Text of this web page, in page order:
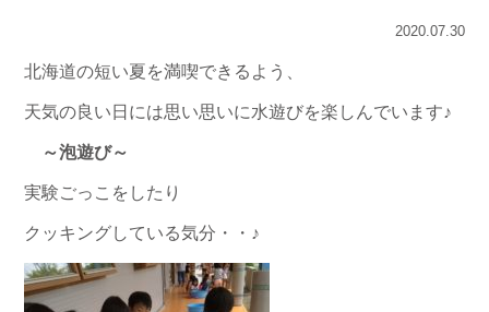
2020.07.30
北海道の短い夏を満喫できるよう、
天気の良い日には思い思いに水遊びを楽しんでいます♪
～泡遊び～
実験ごっこをしたり
クッキングしている気分・・♪